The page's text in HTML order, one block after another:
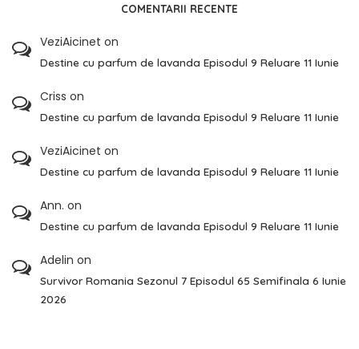
COMENTARII RECENTE
VeziAicinet on
Destine cu parfum de lavanda Episodul 9 Reluare 11 Iunie
Criss on
Destine cu parfum de lavanda Episodul 9 Reluare 11 Iunie
VeziAicinet on
Destine cu parfum de lavanda Episodul 9 Reluare 11 Iunie
Ann. on
Destine cu parfum de lavanda Episodul 9 Reluare 11 Iunie
Adelin on
Survivor Romania Sezonul 7 Episodul 65 Semifinala 6 Iunie
2026